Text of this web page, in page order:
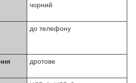
чорний
до телефону
дротове